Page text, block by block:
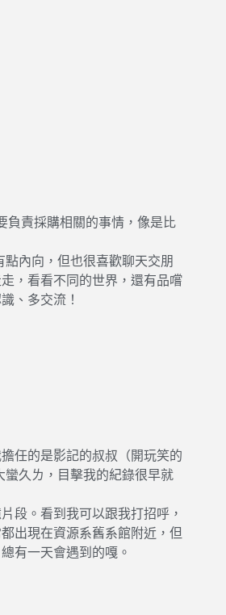
負責採購相關的事情，像是比
點內向，但也很喜歡聊天交朋
，看看不同的世界，還有品嚐
、多交流！
任的是影記的叔叔（開玩笑的
久ㄌ，目擊我的紀錄很早就
段。看到我可以跟我打招呼，
出現在資源系舊系館附近，但
有一天會遇到的嘎。